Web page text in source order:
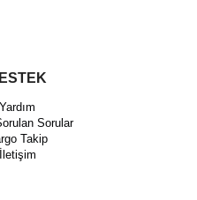
Yardım
Sorular
Takip
İletişim